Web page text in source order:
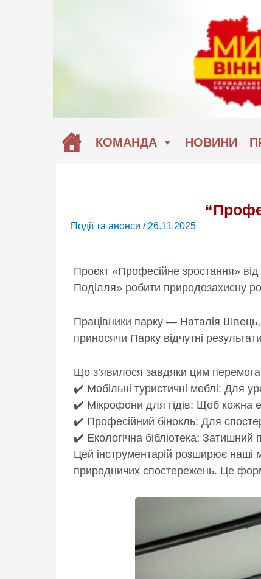
КОМАНДА НОВИНИ
Події та анонси / 26.11.2025
Проєкт «Професійне зростання»
Поділля» робити природозахисну
Працівники парку — Наталія Швець,
приносячи Парку відчутні
Що з’явилося завдяки цим
✔️ Мобільні туристичні меблі: Для
✔️ Мікрофони для гідів: Щоб кожна
✔️ Професійний бінокль: Для
✔️ Екологічна бібліотека: Затишний
Цей інструментарій розширює наші
природничих спостережень. Це